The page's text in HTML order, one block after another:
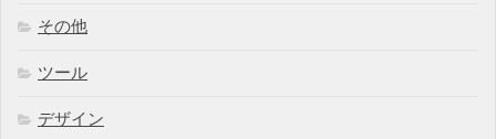
その他
ツール
デザイン